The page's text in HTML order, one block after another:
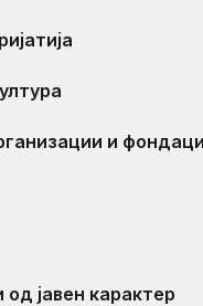
и
јавен карактер